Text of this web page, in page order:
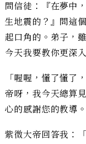
問信徒：『在夢中
生地震的？』問這
起口角的。弟子，
今天我要教你更深
「喔喔，懂了懂了
帝呀，我今天總算
心的感謝您的教導。
紫微大帝回答我：